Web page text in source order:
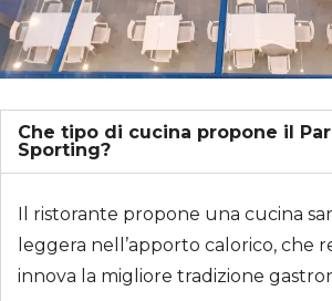
Che tipo di cucina propone il
Sporting?
Il ristorante propone una cucina
leggera nell’apporto calorico, che
innova la migliore tradizione